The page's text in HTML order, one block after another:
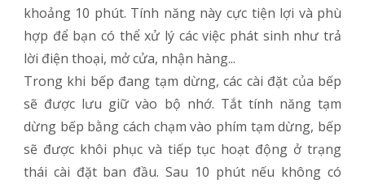
khoảng 10 phút. Tính năng này cực tiện lợi và phù
hợp để bạn có thể xử lý các việc phát sinh như trả
lời điện thoại, mở cửa, nhận hàng...
Trong khi bếp đang tạm dừng, các cài đặt của bếp
sẽ được lưu giữ vào bộ nhớ. Tắt tính năng tạm
dừng bếp bằng cách chạm vào phím tạm dừng, bếp
sẽ được khôi phục và tiếp tục hoạt động ở trạng
thái cài đặt ban đầu. Sau 10 phút nếu không có